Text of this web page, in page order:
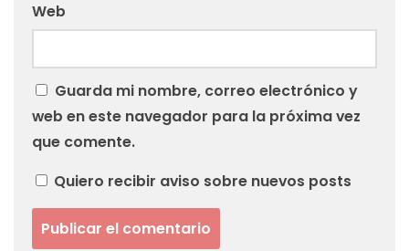
Web
Guarda mi nombre, correo electrónico y
web en este navegador para la próxima vez
que comente.
Quiero recibir aviso sobre nuevos posts